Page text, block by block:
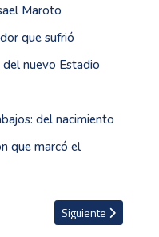
Maroto
que sufrió
nuevo Estadio
del nacimiento
que marcó el
de violencia en Marruecos
Artículo siguiente:
Siguiente